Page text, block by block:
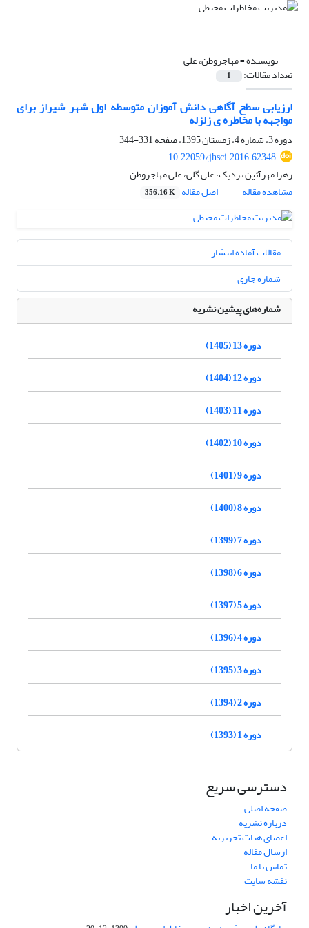
نویسنده =مهاجروطن، علی
تعداد مقالات: 1
ارزیابی سطح آگاهی دانش آموزان متوسطه اول شهر شیراز برای
مواجهه با مخاطره ی زلزله
دوره 3، شماره 4، زمستان 1395، صفحه
331-344
10.22059/jhsci.2016.62348
زهرا مهرآئین نزدیک، علی گلی، علی مهاجروطن
مشاهده مقاله
اصل مقاله 356.16 K
مقالات آماده انتشار
شماره جاری
شماره‌های پیشین نشریه
دوره 13 (1405)
دوره 12 (1404)
دوره 11 (1403)
دوره 10 (1402)
دوره 9 (1401)
دوره 8 (1400)
دوره 7 (1399)
دوره 6 (1398)
دوره 5 (1397)
دوره 4 (1396)
دوره 3 (1395)
دوره 2 (1394)
دوره 1 (1393)
دسترسی سریع
صفحه اصلی
درباره نشریه
اعضای هیات تحریریه
ارسال مقاله
تماس با ما
نقشه سایت
آخرین اخبار